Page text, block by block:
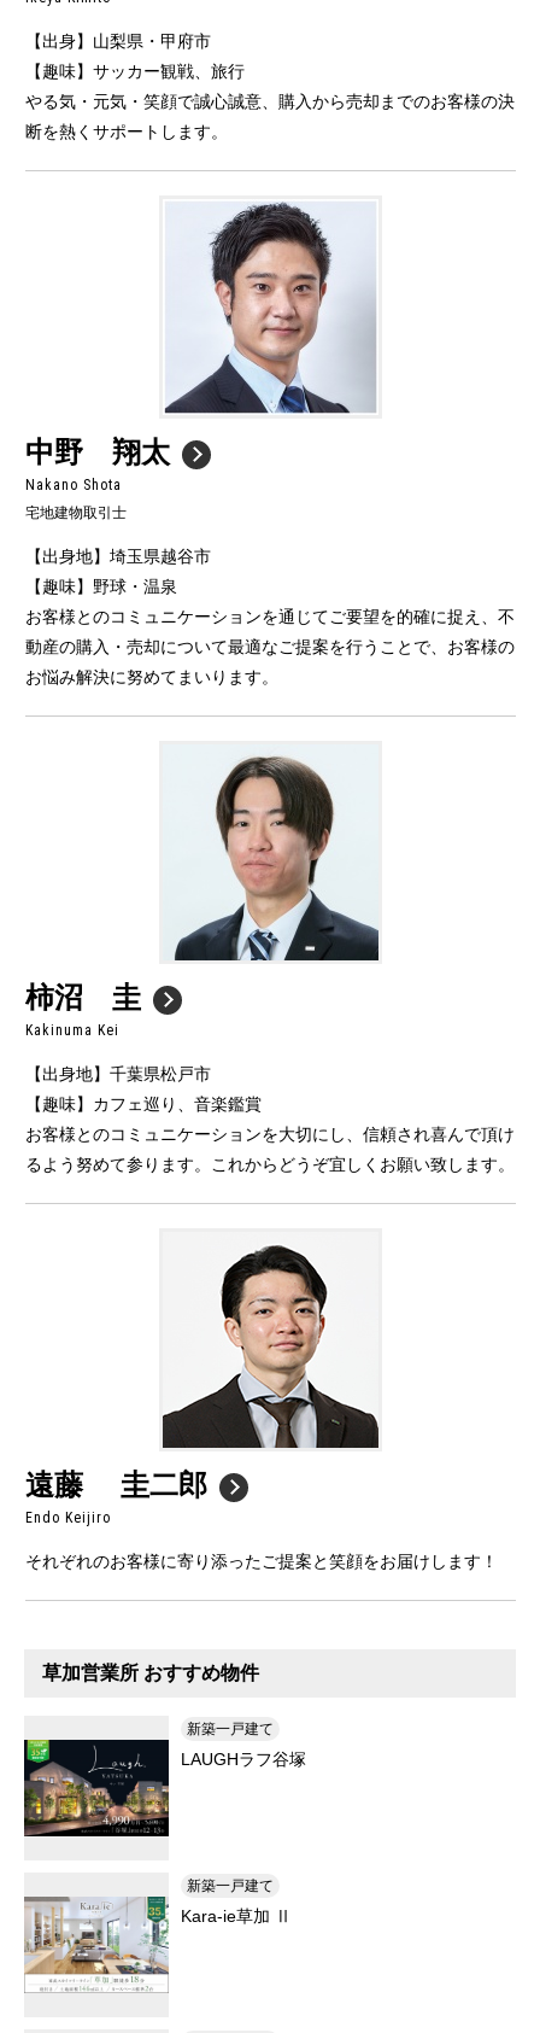
【出身】山梨県・甲府市
【趣味】サッカー観戦、旅行
やる気・元気・笑顔で誠心誠意、購入から売却までのお客様の決
断を熱くサポートします。
中野 翔太
Nakano Shota
宅地建物取引士
【出身地】埼玉県越谷市
【趣味】野球・温泉
お客様とのコミュニケーションを通じてご要望を的確に捉え、不
動産の購入・売却について最適なご提案を行うことで、お客様の
お悩み解決に努めてまいります。
柿沼 圭
Kakinuma Kei
【出身地】千葉県松戸市
【趣味】カフェ巡り、音楽鑑賞
お客様とのコミュニケーションを大切にし、信頼され喜んで頂け
るよう努めて参ります。これからどうぞ宜しくお願い致します。
遠藤 圭二郎
Endo Keijiro
それぞれのお客様に寄り添ったご提案と笑顔をお届けします！
草加営業所 おすすめ物件
新築一戸建て
LAUGHラフ谷塚
新築一戸建て
Kara-ie草加 Ⅱ